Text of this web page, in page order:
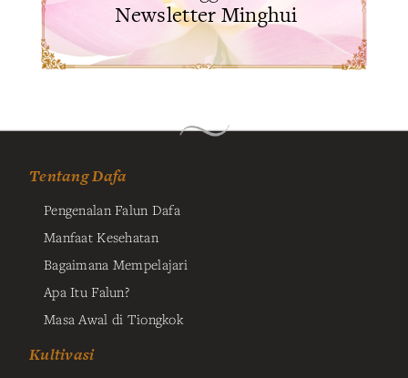
Newsletter Minghui
Tentang Dafa
Pengenalan Falun Dafa
Manfaat Kesehatan
Bagaimana Mempelajari
Apa Itu Falun?
Masa Awal di Tiongkok
Kultivasi